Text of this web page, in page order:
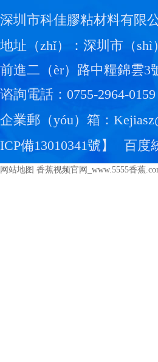
深圳市科佳膠粘材料有限
地址（zhǐ）：深圳市（
前進二（èr）路中糧錦雲3
谘詢電話：0755-2964-0159
企業郵（yóu）箱：
ICP備13010341號 】 百度
网站地图 香蕉视频官网_www.5555香蕉